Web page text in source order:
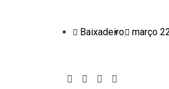
Baixadeiro março